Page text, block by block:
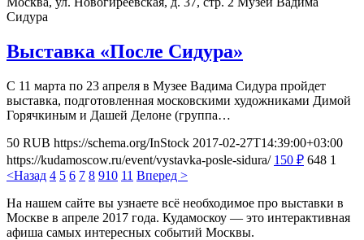
Сидура
Выставка «После Сидура»
С 11 марта по 23 апреля в Музее Вадима Сидура пройдет
выставка, подготовленная московскими художниками Димой
Горячкиным и Дашей Делоне (группа…
50 RUB https://schema.org/InStock 2017-02-27T14:39:00+03:00
https://kudamoscow.ru/event/vystavka-posle-sidura/ 150 ₽ 648 1
<Назад 4 5 6 7 8 910 11 Вперед >
На нашем сайте вы узнаете всё необходимое про выставки в
Москве в апреле 2017 года. Кудамоскоу — это интерактивная
афиша самых интересных событий Москвы.